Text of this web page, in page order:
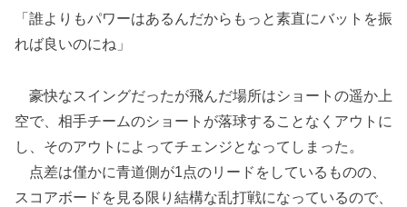
「誰よりもパワーはあるんだからもっと素直にバットを振
れば良いのにね」
豪快なスイングだったが飛んだ場所はショートの遥か上
空で、相手チームのショートが落球することなくアウトに
し、そのアウトによってチェンジとなってしまった。
点差は僅かに青道側が1点のリードをしているものの、
スコアボードを見る限り結構な乱打戦になっているので、